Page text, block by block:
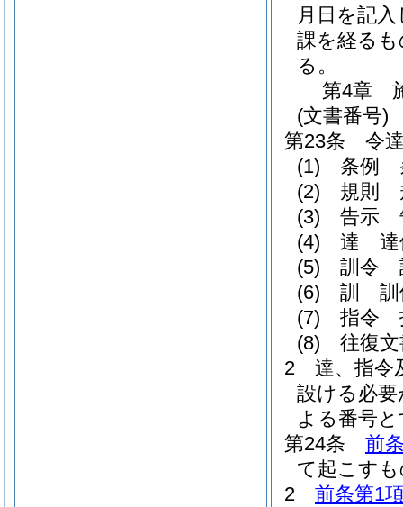
月日を記
課を経る
る。
第4章
(文書番号)
第23条
令
(1)
条例
(2)
規則
(3)
告示
(4)
達 達
(5)
訓令
(6)
訓 訓
(7)
指令
(8)
往復
2
達、指令
設ける必
よる番号
第24条
前
て起こす
2
前条第1